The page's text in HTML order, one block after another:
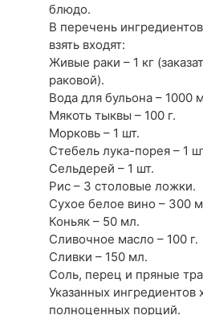
блюдо.
В перечень
взять входят:
Живые раки – 1 кг
раковой).
Вода для бульона – 1000
Мякоть тыквы – 100 г.
Морковь – 1 шт.
Стебель лука-порея – 1
Сельдерей – 1 шт.
Рис – 3 столовые ложки.
Сухое белое вино – 300
Коньяк – 50 мл.
Сливочное масло – 100 г.
Сливки – 150 мл.
Соль, перец и пряные
Указанных ингредиентов
полноценных порций.